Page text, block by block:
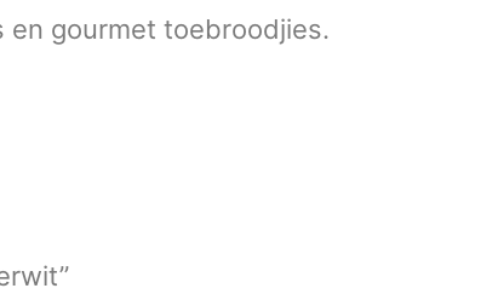
en gourmet toebroodjies.